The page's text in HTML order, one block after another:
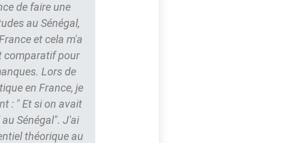
de faire une
au Sénégal,
et cela m'a
comparatif pour
Lors de
en France, je
: " Et si on avait
Sénégal". J'ai
théorique au